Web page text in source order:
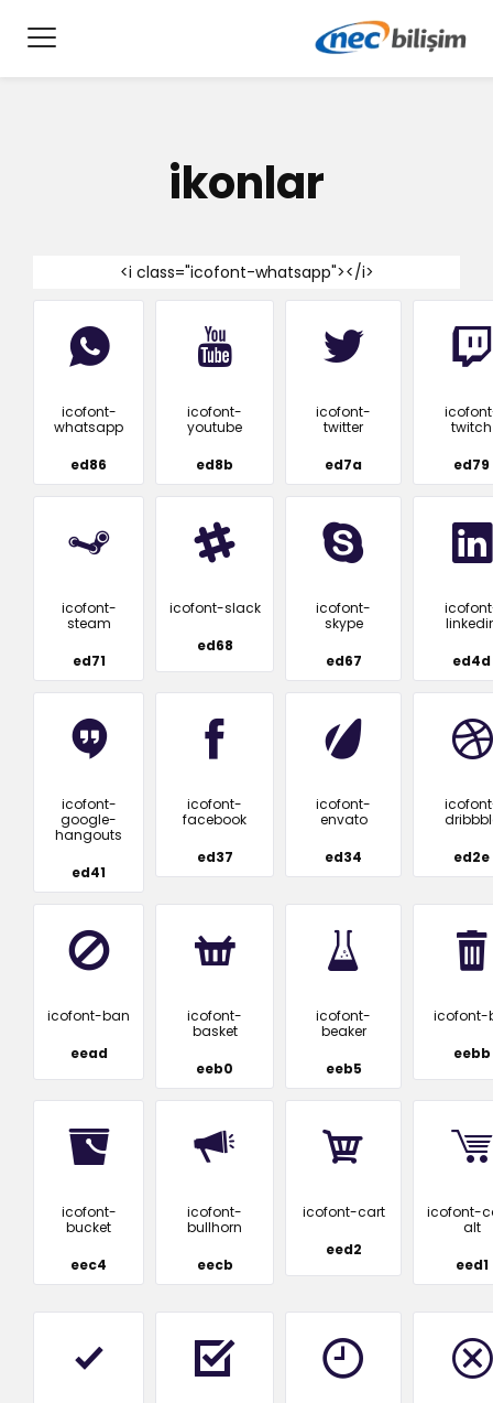
ikonlar
<i class="icofont-whatsapp"></i>
icofont-
whatsapp
ed86
icofont-
youtube
ed8b
icofont-
twitter
ed7a
twitch
ed79
icofont-
steam
ed71
icofont-slack
ed68
icofont-
skype
ed67
ed4d
icofont-
google-
hangouts
ed41
icofont-
facebook
ed37
icofont-
envato
ed34
ed2e
icofont-ban
eead
icofont-
basket
eeb0
icofont-
beaker
eeb5
icofont-
eebb
icofont-
bucket
eec4
icofont-
bullhorn
eecb
icofont-cart
eed2
icofont-
alt
eed1